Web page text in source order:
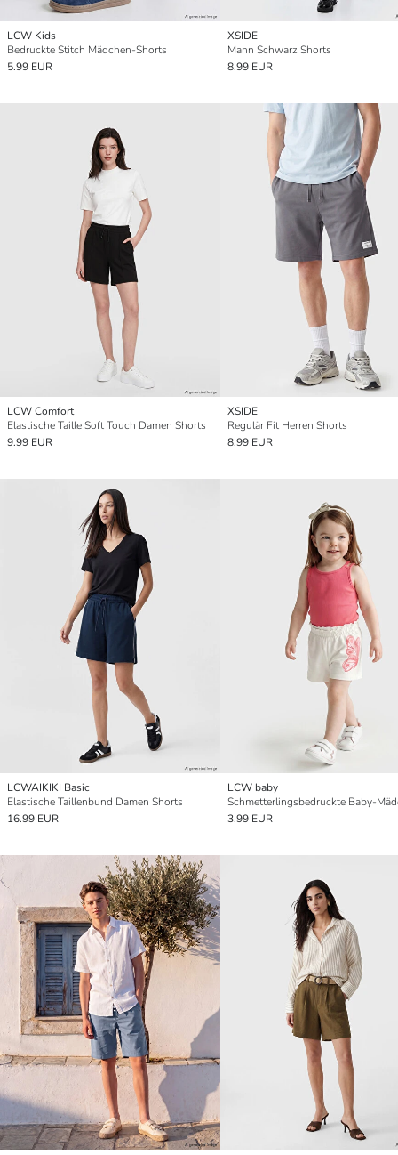
LCW Kids
Bedruckte Stitch Mädchen-Shorts
5.99 EUR
XSIDE
Mann Schwarz Shorts
8.99 EUR
LCW Comfort
Elastische Taille Soft Touch Damen Shorts
9.99 EUR
XSIDE
Regulär Fit Herren Shorts
8.99 EUR
LCWAIKIKI Basic
Elastische Taillenbund Damen Shorts
16.99 EUR
LCW baby
3.99 EUR